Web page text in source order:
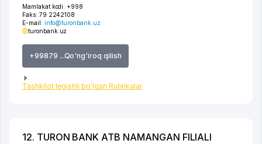
Mamlakat kodi: +998
Faks: 79 2242108
E-mail: info@turonbank.uz
turonbank.uz
+99879 ...Qo'ng'iroq qilish
Tashkilot tegishli bo'lgan Rubrikalar
12. TURON BANK ATB NAMANGAN FILIALI